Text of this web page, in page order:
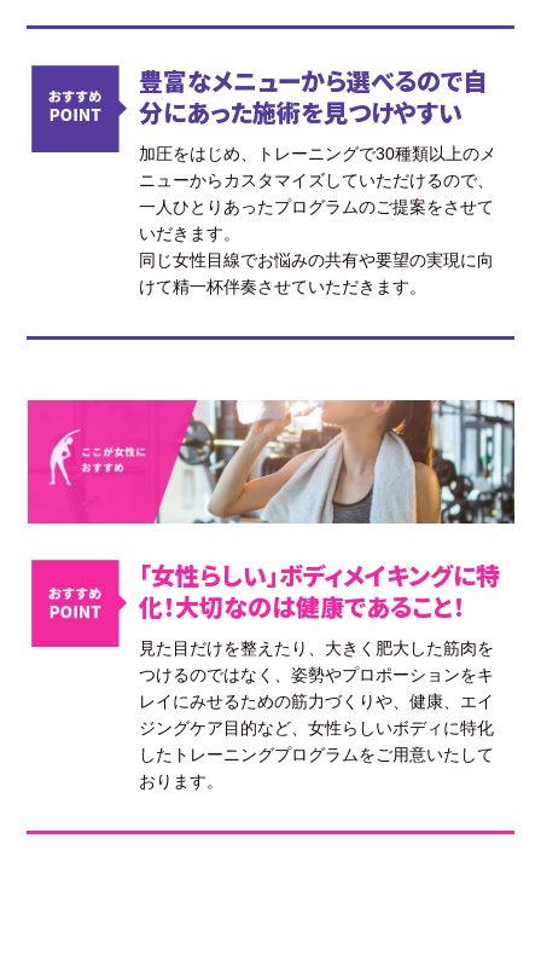
豊富なメニューから選べるので自
分にあった施術を見つけやすい
加圧をはじめ、トレーニングで30種類以上のメ
ニューからカスタマイズしていただけるので、
一人ひとりあったプログラムのご提案をさせて
いだきます。
同じ女性目線でお悩みの共有や要望の実現に向
けて精一杯伴奏させていただきます。
「女性らしい」ボディメイキングに特
化！大切なのは健康であること！
見た目だけを整えたり、大きく肥大した筋肉を
つけるのではなく、姿勢やプロポーションをキ
レイにみせるための筋力づくりや、健康、エイ
ジングケア目的など、女性らしいボディに特化
したトレーニングプログラムをご用意いたして
おります。